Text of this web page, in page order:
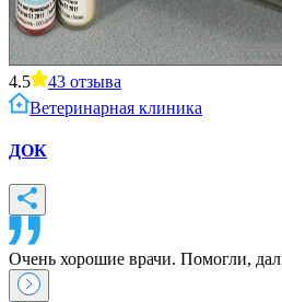
4.5 43 отзыва
Ветеринарная клиника
ДОК
Очень хорошие врачи. Помогли,